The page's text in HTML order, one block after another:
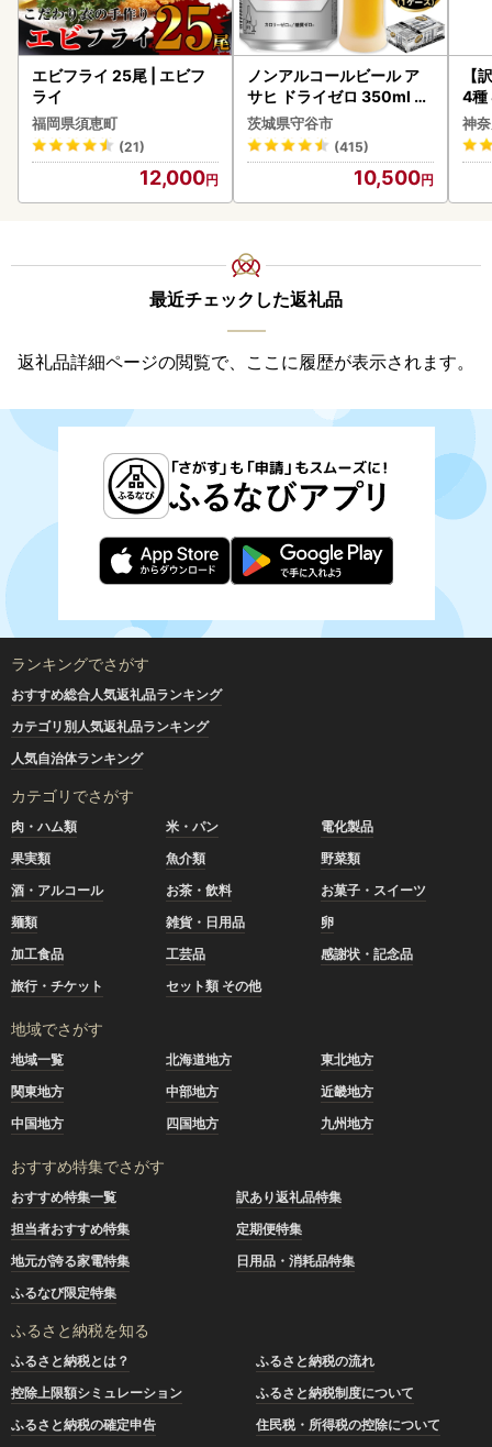
エビフライ 25尾 | エビフ
ライ
福岡県須恵町
(21)
12,000
ノンアルコールビール ア
サヒ ドライゼロ 350ml 24
本 ノンアル ビール asashi
守谷市
茨城県守谷市
(415)
10,500
【
4種
神
最近チェックした返礼品
返礼品詳細ページの閲覧で、ここに履歴が表示されます。
ランキングでさがす
おすすめ総合人気返礼品ランキング
カテゴリ別人気返礼品ランキング
人気自治体ランキング
カテゴリでさがす
肉・ハム類 米・パン
電化製品
果実類
魚介類
野菜類
酒・アルコール
お茶・飲料
お菓子・スイーツ
麺類
雑貨・日用品
卵
加工食品
工芸品
感謝状・記念品
旅行・チケット
セット類 その他
地域でさがす
地域一覧 北海道地方
東北地方
関東地方
中部地方
近畿地方
中国地方
四国地方 九州地方
おすすめ特集でさがす
おすすめ特集一覧
訳あり返礼品特集
担当者おすすめ特集
定期便特集
地元が誇る家電特集
日用品・消耗品特集
ふるなび限定特集
ふるさと納税を知る
ふるさと納税とは？
ふるさと納税の流れ
控除上限額シミュレーション
ふるさと納税制度について
ふるさと納税の確定申告
住民税・所得税の控除について